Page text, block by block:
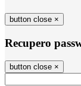
button close ×
Recupero
button close ×